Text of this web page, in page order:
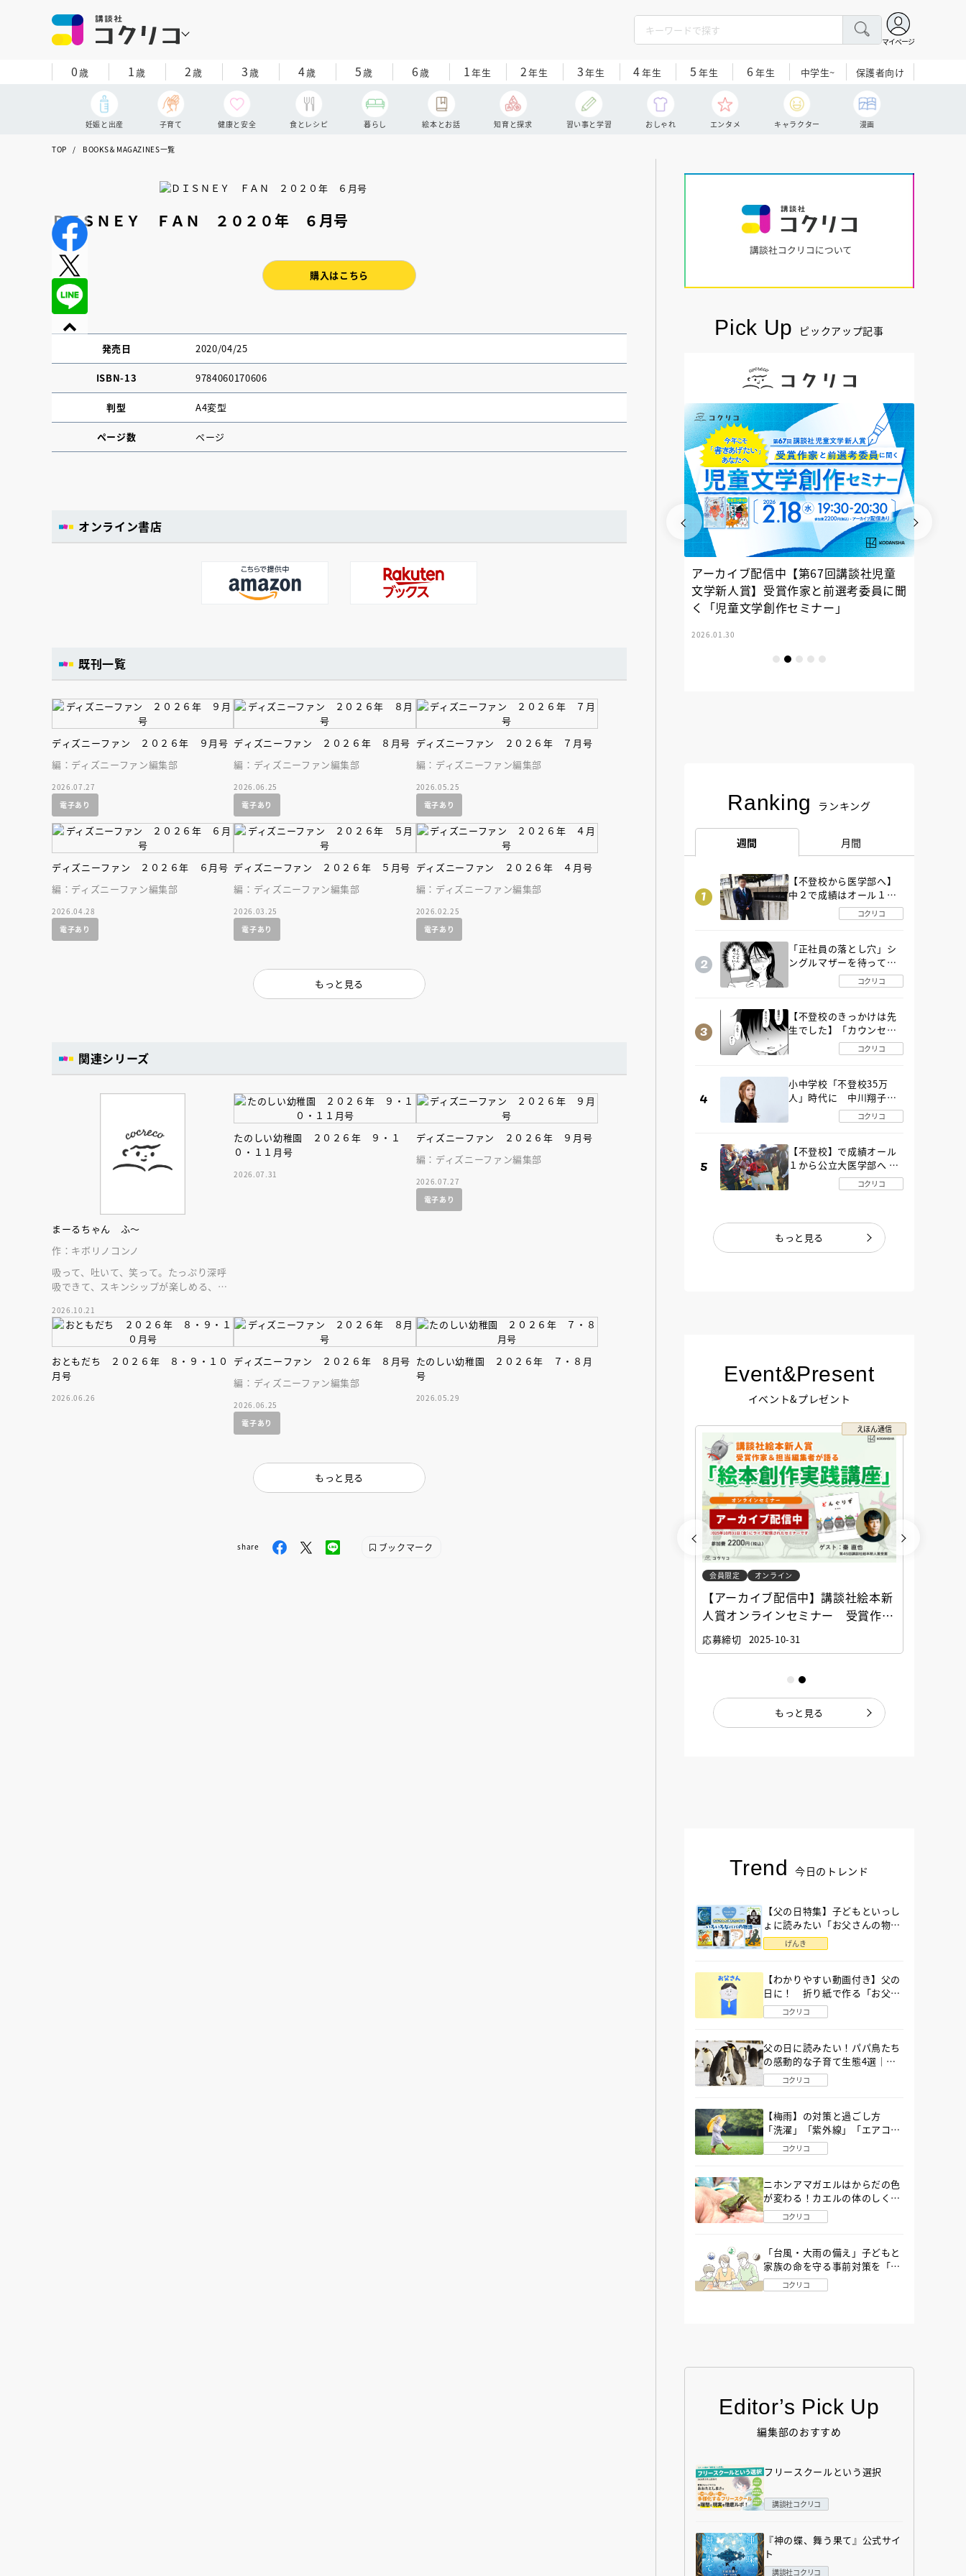
マイページ
0歳 1歳 2歳 3歳 4歳 5歳 6歳 1年生 2年生 3年生 4年生 5 年生 6年生 中学生~ 保護者向け
妊娠と出産 子育て 健康と安全 食とレシピ 暮らし 絵本とお話 知育と探求 習い事と学習 おしゃれ エンタメ キャラクター 漫画
TOP BOOKS＆MAGAZINES一覧
ＤＩＳＮＥＹ ＦＡＮ ２０２０年 ６月号
購入はこちら
発売日 2020/04/25
ISBN-13 9784060170606
判型 A4変型
ページ数 ページ
オンライン書店
既刊一覧
ディズニーファン ２０２６年 ９月号
編：ディズニーファン編集部
2026.07.27
電子あり
ディズニーファン ２０２６年 ８月号
編：ディズニーファン編集部
2026.06.25
電子あり
ディズニーファン ２０２６年 ７月号
編：ディズニーファン編集部
2026.05.25
電子あり
ディズニーファン ２０２６年 ６月号
編：ディズニーファン編集部
2026.04.28
電子あり
ディズニーファン ２０２６年 ５月号
編：ディズニーファン編集部
2026.03.25
電子あり
ディズニーファン ２０２６年 ４月号
編：ディズニーファン編集部
2026.02.25
電子あり
もっと見る
関連シリーズ
まーるちゃん ふ～
作：キボリノコンノ
吸って、吐いて、笑って。たっぷり深呼
吸できて、スキンシップが楽しめる、大
ーストブック。
2026.10.21
たのしい幼稚園 ２０２６年 ９・１
０・１１月号
2026.07.31
ディズニーファン ２０２６年 ９月号
編：ディズニーファン編集部
2026.07.27
電子あり
おともだち ２０２６年 ８・９・１０
月号
2026.06.26
ディズニーファン ２０２６年 ８月号
編：ディズニーファン編集部
2026.06.25
電子あり
たのしい幼稚園 ２０２６年 ７・８月
号
2026.05.29
もっと見る
share ブックマーク
Pick Up ピックアップ記事
『NO.６再会』（あさのあつこ）特設サ
イト ＃４ 2026年９月30日発売決定！
アーカイブ配信中【第67回講談社児童
文学新人賞】受賞作家と前選考委員に聞
く「児童文学創作セミナー」
2026.01.30
Ranking ランキング
週間 月間
【不登校から医学部へ】
中２で成績はオール１
「昼夜逆転」したわが子
を”夜遊び”に連れ出した
コクリコ
「正社員の落とし穴」シ
ングルマザーを待ってい
た“魔の２年間”【後編】
コクリコ
【不登校のきっかけは先
生でした】「カウンセリ
ングの時間」生徒の情報
をバラしたのは…《第２
コクリコ
小中学校「不登校35万
人」時代に 中川翔子さ
んが審査委員長「不登校
生動画甲子園 2026」が開
コクリコ
【不登校】で成績オール
１から公立大医学部へ 中
２で起立性調節障害「治
るまで３年」の診断 その
コクリコ
もっと見る
Event&Present
イベント&プレゼント
えほん通信
会員限定 オンライン
【アーカイブ配信中】講談社絵本新
人賞オンラインセミナー 受賞作家
と担当編集者が語る「絵本創作実践
講座」
応募締切 2025-10-31
もっと見る
Trend 今日のトレンド
【父の日特集】子どもといっし
ょに読みたい「お父さんの物
語」６選
げんき
【わかりやすい動画付き】父の
日に！ 折り紙で作る「お父さ
ん」の簡単な折り方
コクリコ
父の日に読みたい！パパ鳥たち
の感動的な子育て生態4選｜図
鑑MOVE
コクリコ
【梅雨】の対策と過ごし方
「洗濯」「紫外線」「エアコ
ン」「ゲリラ豪雨」…〔気象予
報士が完全ガイド〕
コクリコ
ニホンアマガエルはからだの色
が変わる！カエルの体のしくみ
から両生類の特ちょうまで図鑑
MOVEが解説！
コクリコ
「台風・大雨の備え」子どもと
家族の命を守る事前対策を「防
災アドバイザー」が解説
コクリコ
Editor’s Pick Up
編集部のおすすめ
フリースクールという選択
講談社コクリコ
『神の蝶、舞う果て』公式サイ
ト
講談社コクリコ